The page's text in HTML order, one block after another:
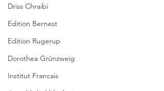
Driss Chraibi
Edition Bernest
Edition Rugerup
Dorothea Grünzweig
Institut Francais